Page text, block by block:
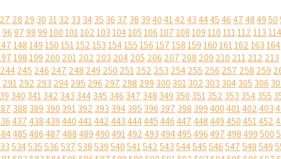
27 28 29 30 3132 33 3435 36 37 38 394041424344454647484950
96979899100101102103104105106107108109110111112113114
148149150151152153154155156157158159160161162163164
198199 200 201202 203 204205 206 207 208 209 210 211212 213
244245 246 247 248 249 250 251252 253 254255 256 257 258 259
291292 293 294295 296 297 298 299 300 301302 303 304305 306
340 341342 343 344345 346 347 348 349 350 351352 353 354355
388 389 390 391392 393 394395 396 397 398 399400401402403
437438439440441442443444445446447448449450451452
485486487488489490491492493494495496497498499500
534535536537538539540541542543544545546547548549